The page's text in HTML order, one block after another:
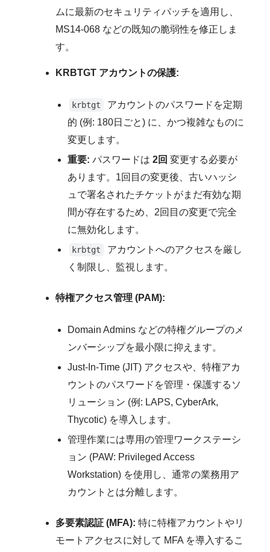
ムに最新のセキュリティパッチを適用し、
MS14-068 などの既知の脆弱性を修正しま
す。
KRBTGT アカウントの保護:
krbtgt
アカウントのパスワードを定期
的 (例: 180日ごと) に、かつ複雑なものに
変更します。
重要: パスワードは 2回 変更する必要が
あります。1回目の変更後、古いハッシ
ュで署名されたチケットがまだ有効な期
間が存在するため、2回目の変更で完全
に無効化します。
krbtgt
アカウントへのアクセスを厳し
く制限し、監視します。
特権アクセス管理 (PAM):
Domain Admins などの特権グループのメ
ンバーシップを最小限に抑えます。
Just-In-Time (JIT) アクセスや、特権アカ
ウントのパスワードを管理・保護するソ
リューション (例: LAPS, CyberArk,
Thycotic) を導入します。
管理作業には専用の管理ワークステーシ
ョン (PAW: Privileged Access
Workstation) を使用し、通常の業務用ア
カウントとは分離します。
多要素認証 (MFA): 特に特権アカウントやリ
モートアクセスに対して MFA を導入するこ